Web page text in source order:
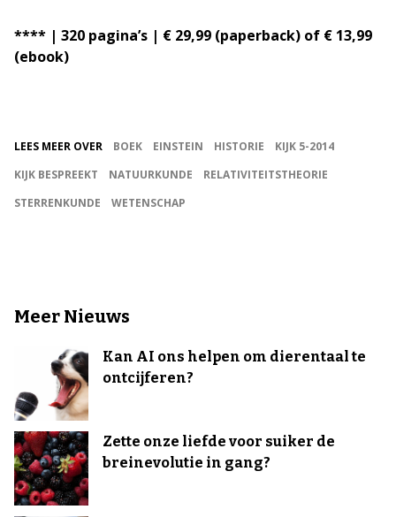
**** | 320 pagina’s | € 29,99 (paperback) of € 13,99
(ebook)
LEES MEER OVER BOEK EINSTEIN HISTORIE
KIJK 5-2014
KIJK BESPREEKT
NATUURKUNDE
RELATIVITEITSTHEORIE
STERRENKUNDE
WETENSCHAP
Meer Nieuws
Kan AI ons helpen om dierentaal te
ontcijferen?
Zette onze liefde voor suiker de
breinevolutie in gang?